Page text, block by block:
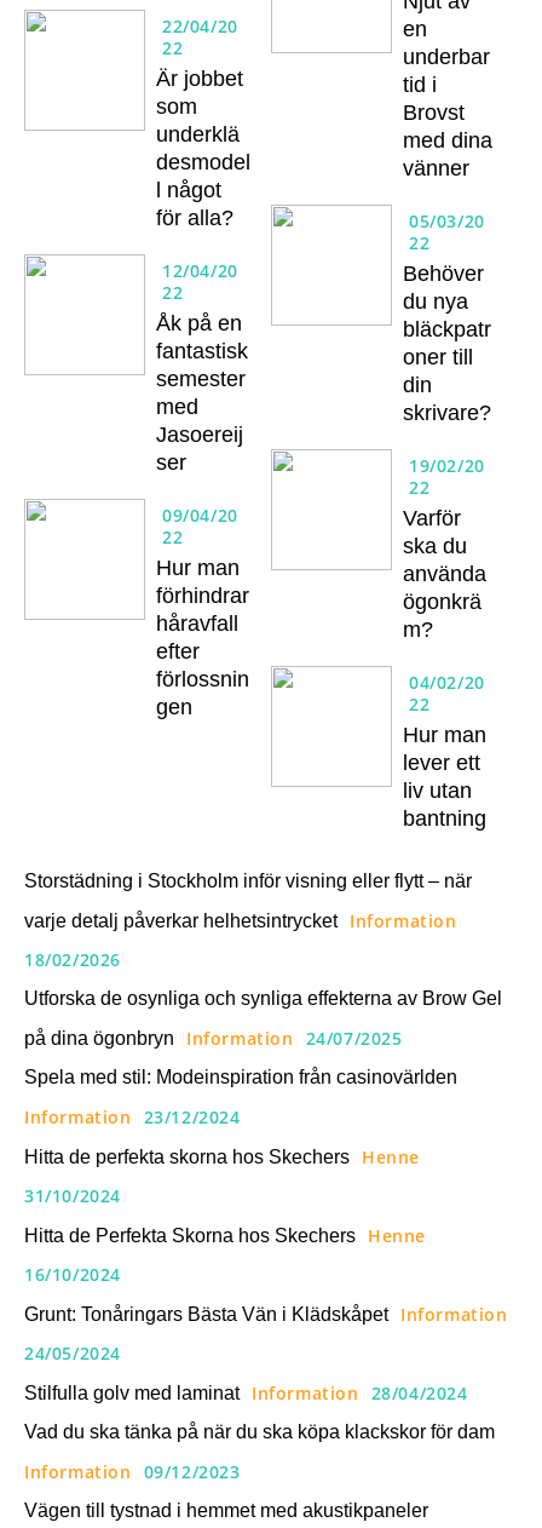
22/04/20
22
Är jobbet
som
underklä
desmodel
l något
för alla?
12/04/20
22
Åk på en
fantastisk
semester
med
Jasoereij
ser
09/04/20
22
Hur man
förhindrar
håravfall
efter
förlossnin
gen
en
underbar
tid i
Brovst
med dina
vänner
05/03/20
22
Behöver
du nya
bläckpatr
oner till
din
skrivare?
19/02/20
22
Varför
ska du
använda
ögonkrä
m?
04/02/20
22
Hur man
lever ett
liv utan
bantning
Storstädning i Stockholm inför visning eller flytt – när
varje detalj påverkar helhetsintrycket
Information
18/02/2026
Utforska de osynliga och synliga effekterna av Brow Gel
på dina ögonbryn
Information 24/07/2025
Spela med stil: Modeinspiration från casinovärlden
Information 23/12/2024
Hitta de perfekta skorna hos Skechers
Henne
31/10/2024
Hitta de Perfekta Skorna hos Skechers
Henne
16/10/2024
Grunt: Tonåringars Bästa Vän i Klädskåpet
Information
24/05/2024
Stilfulla golv med laminat Information 28/04/2024
Vad du ska tänka på när du ska köpa klackskor för dam
Information 09/12/2023
Vägen till tystnad i hemmet med akustikpaneler